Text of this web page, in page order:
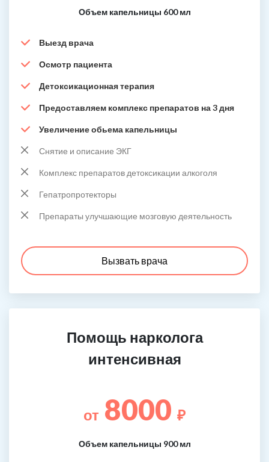
Объем капельницы 600 мл
Выезд врача
Осмотр пациента
Детоксикационная терапия
Предоставляем комплекс препаратов на 3 дня
Увеличение обьема капельницы
Снятие и описание ЭКГ
Комплекс препаратов детоксикации алкоголя
Гепатропротекторы
Препараты улучшающие мозговую деятельность
Вызвать врача
Помощь нарколога
интенсивная
от 8000 ₽
Объем капельницы 900 мл